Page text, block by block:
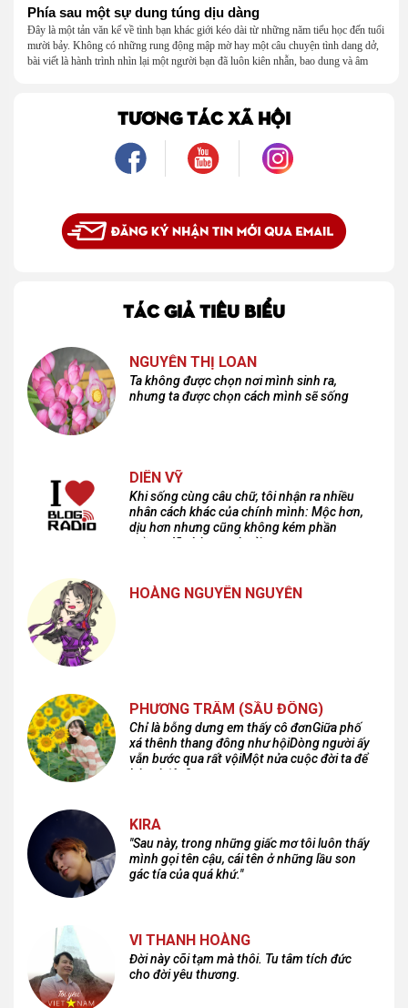
Phía sau một sự dung túng dịu dàng
Đây là một tản văn kể về tình bạn khác giới kéo dài từ những năm tiểu học đến tuổi
mười bảy. Không có những rung động mập mờ hay một câu chuyện tình dang dở,
bài viết là hành trình nhìn lại một người bạn đã luôn kiên nhẫn, bao dung và âm
là một mối tình, mà là một người luôn cho tôi quyền được là chính mình.
TƯƠNG TÁC XÃ HỘI
TÁC GIẢ TIÊU BIỂU
NGUYỄN THỊ LOAN
Ta không được chọn nơi mình sinh ra,
nhưng ta được chọn cách mình sẽ sống
DIÊN VỸ
Khi sống cùng câu chữ, tôi nhận ra nhiều
nhân cách khác của chính mình: Mộc hơn,
dịu hơn nhưng cũng không kém phần
cuồng dã và hoang hoải...
HOÀNG NGUYÊN NGUYỄN
PHƯƠNG TRÂM (SẦU ĐÔNG)
Chỉ là bỗng dưng em thấy cô đơnGiữa phố
xá thênh thang đông như hộiDòng người ấy
vẫn bước qua rất vộiMột nửa cuộc đời ta để
lại nơi đâu?
KIRA
"Sau này, trong những giấc mơ tôi luôn thấy
mình gọi tên cậu, cái tên ở những lầu son
gác tía của quá khứ."
VI THANH HOÀNG
Đời này cõi tạm mà thôi. Tu tâm tích đức
cho đời yêu thương.